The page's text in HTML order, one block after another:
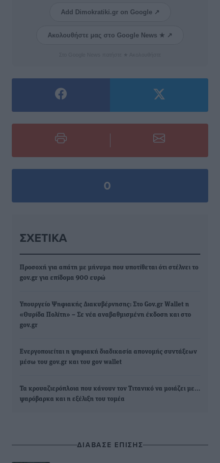
Add Dimokratiki.gr on Google ↗
Ακολουθήστε μας στο Google News ★ ↗
0
ΣΧΕΤΙΚΆ
Προσοχή για απάτη με μήνυμα που υποτίθεται ότι στέλνει το
gov.gr για επίδομα 900 ευρώ
Υπουργείο Ψηφιακής Διακυβέρνησης: Στο Gov.gr Wallet η
«Θυρίδα Πολίτη» – Σε νέα αναβαθμισμένη έκδοση και στο
gov.gr
Ενεργοποιείται η ψηφιακή διαδικασία απονομής συντάξεων
μέσω του gov.gr και του gov wallet
Τα κρουαζιερόπλοια που κάνουν τον Τιτανικό να μοιάζει με...
ψαρόβαρκα και η εξέλιξη του τομέα
ΔΙΑΒΑΣΕ ΕΠΙΣΗΣ